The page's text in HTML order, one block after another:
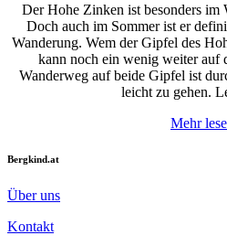
Der Hohe Zinken ist besonders im
Doch auch im Sommer ist er
Wanderung. Wem der Gipfel des
kann noch ein wenig weiter auf
Wanderweg auf beide Gipfel ist
leicht zu gehen.
Mehr
Bergkind.at
Über uns
Kontakt